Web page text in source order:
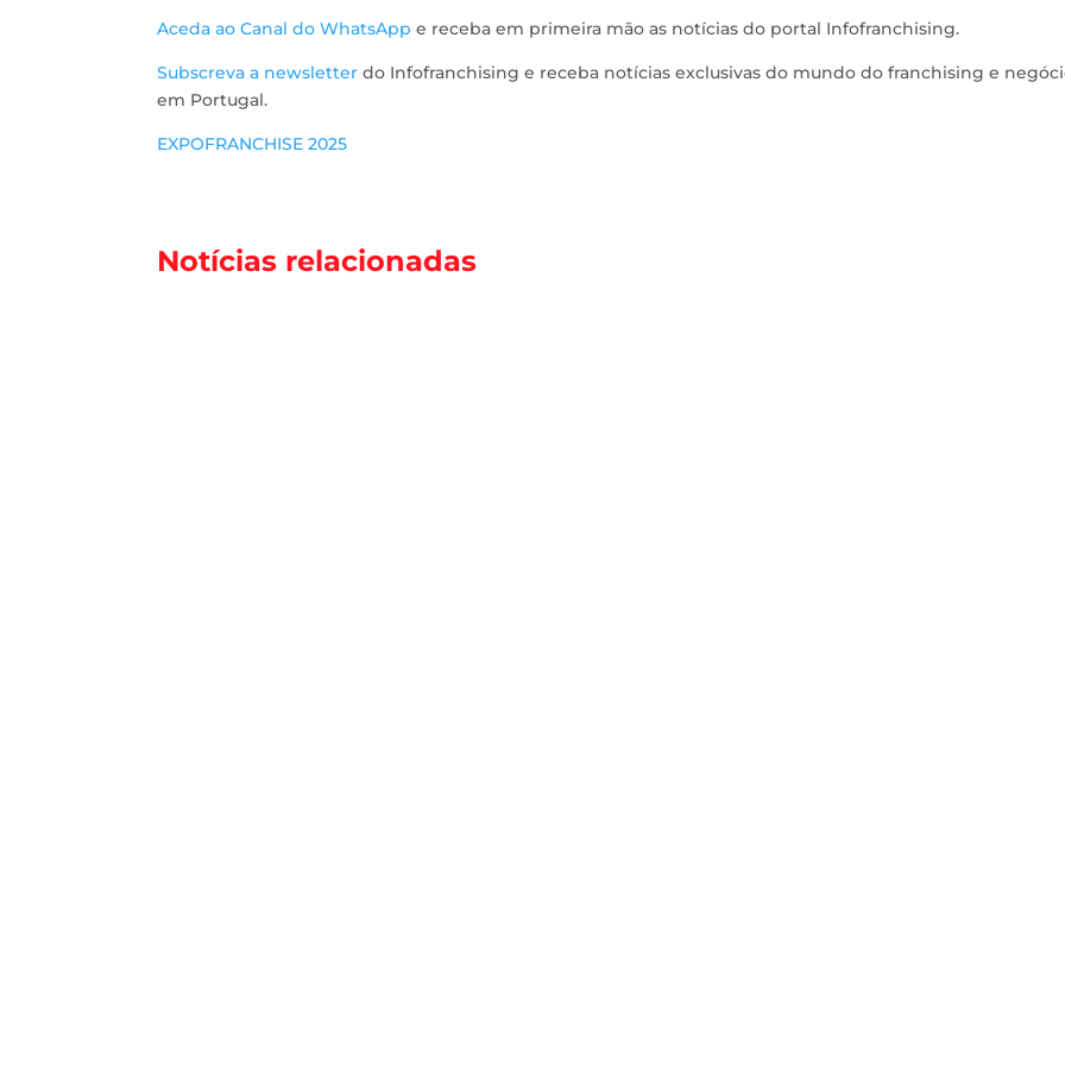
Aceda ao Canal do WhatsApp e receba em primeira mão as notícias do portal Infofranchising.
Subscreva a newsletter do Infofranchising e receba notícias exclusivas do mundo do franchising e
em Portugal.
EXPOFRANCHISE 2025
Notícias relacionadas